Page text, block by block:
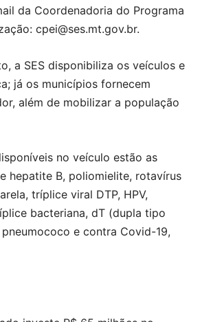
da Coordenadoria do Programa
cpei@ses.mt.gov.br.
a SES disponibiliza os veículos e
já os municípios fornecem
além de mobilizar a população
no veículo estão as
hepatite B, poliomielite, rotavírus
tríplice viral DTP, HPV,
bacteriana, dT (dupla tipo
e contra Covid-19,